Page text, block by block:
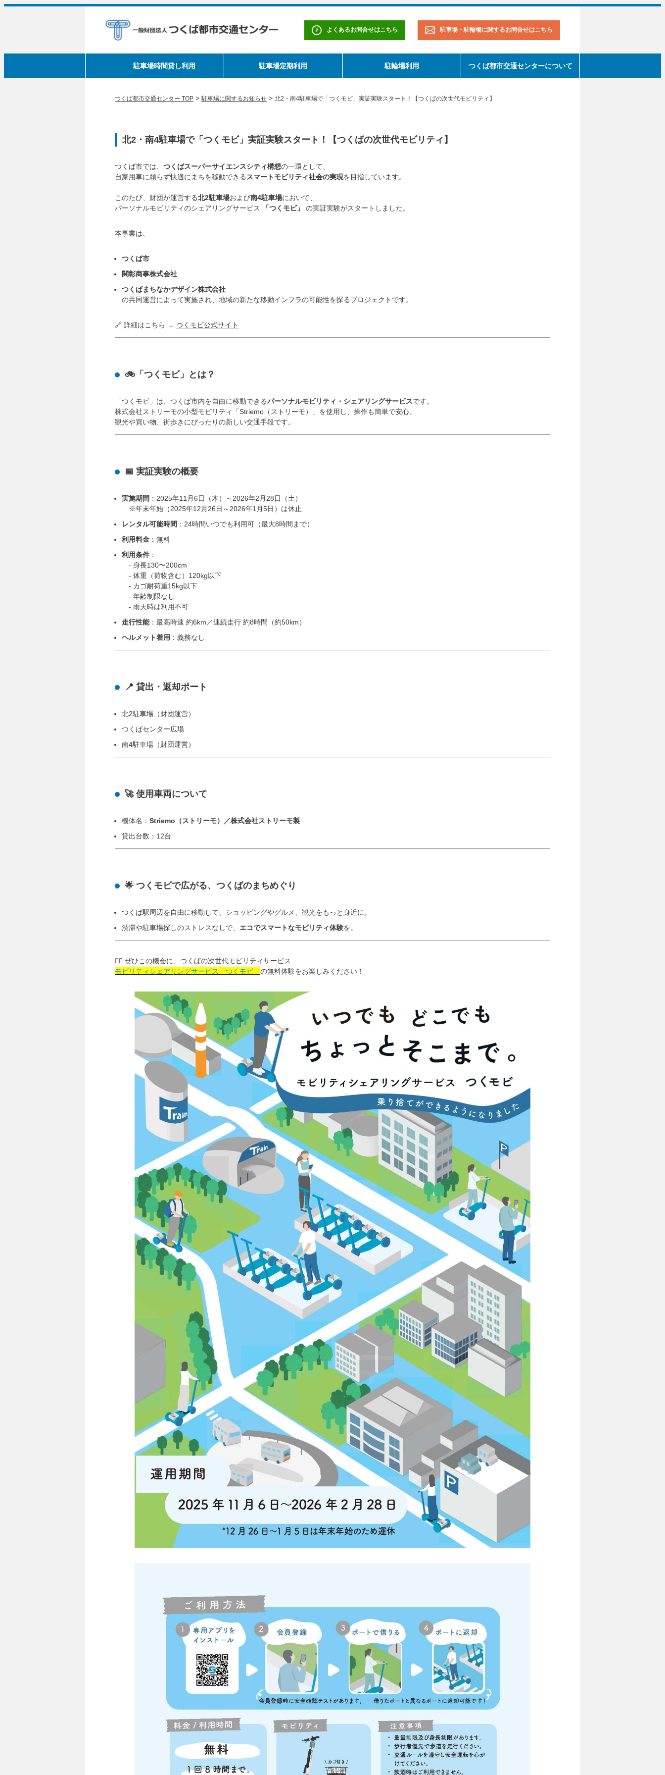
よくあるお問合せはこちら 駐車場・駐輪場に関するお問合せはこちら
駐車場時間貸し利用 駐車場定期利用 駐輪場利用 つくば都市交通センターについて
つくば都市交通センター TOP > 駐車場に関するお知らせ > 北2・南4駐車場で「つくモビ」実証実験スタート！【つくばの次世代モビリティ】
北2・南4駐車場で「つくモビ」実証実験スタート！【つくばの次世代モビリティ】
つくば市では、 つくばスーパーサイエンスシティ構想の一環として、
自家用車に頼らず快適にまちを移動できる スマートモビリティ社会の実現を目指しています。
このたび、財団が運営する北2駐車場および南4駐車場において、
パーソナルモビリティのシェアリングサービス
「つくモビ」 の実証実験がスタートしました。
本事業は、
つくば市
関彰商事株式会社
つくばまちなかデザイン株式会社
の共同運営によって実施され、地域の新たな移動インフラの可能性を探るプロジェクトです。
🔗 詳細はこちら → つくモビ公式サイト
🚲「つくモビ」とは？
「つくモビ」は、つくば市内を自由に移動できるパーソナルモビリティ・シェアリングサービスです。
株式会社ストリーモの小型モビリティ「Striemo（ストリーモ）」を使用し、操作も簡単で安心。
観光や買い物、街歩きにぴったりの新しい交通手段です。
📅 実証実験の概要
実施期間 ：2025年11月6日（木）～2026年2月28日（土）
※年末年始（2025年12月26日～2026年1月5日）は休止
レンタル可能時間 ：24時間いつでも利用可（最大8時間まで）
利用料金 ：無料
利用条件 ：
- 身長130〜200cm
- 体重（荷物含む）120kg以下
- カゴ耐荷重15kg以下
- 年齢制限なし
- 雨天時は利用不可
走行性能：最高時速 約6km／連続走行 約8時間（約50km）
ヘルメット着用 ：義務なし
📍 貸出・返却ポート
北2駐車場（財団運営）
つくばセンター広場
南4駐車場（財団運営）
🚀 使用車両について
機体名： Striemo（ストリーモ）／株式会社ストリーモ製
貸出台数：12台
🌟 つくモビで広がる、つくばのまちめぐり
つくば駅周辺を自由に移動して、ショッピングやグルメ、観光をもっと身近に。
渋滞や駐車場探しのストレスなしで、 エコでスマートなモビリティ体験を。
🚴‍♀️ ぜひこの機会に、つくばの次世代モビリティサービス
モビリティシェアリングサービス「つくモビ」 の無料体験をお楽しみください！